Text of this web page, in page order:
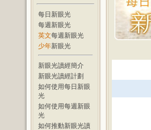
每日新眼光
每週新眼光
英文每週新眼光
少年新眼光
新眼光讀經簡介
新眼光讀經計劃
如何使用每日新眼
光
如何使用每週新眼
光
如何推動新眼光讀